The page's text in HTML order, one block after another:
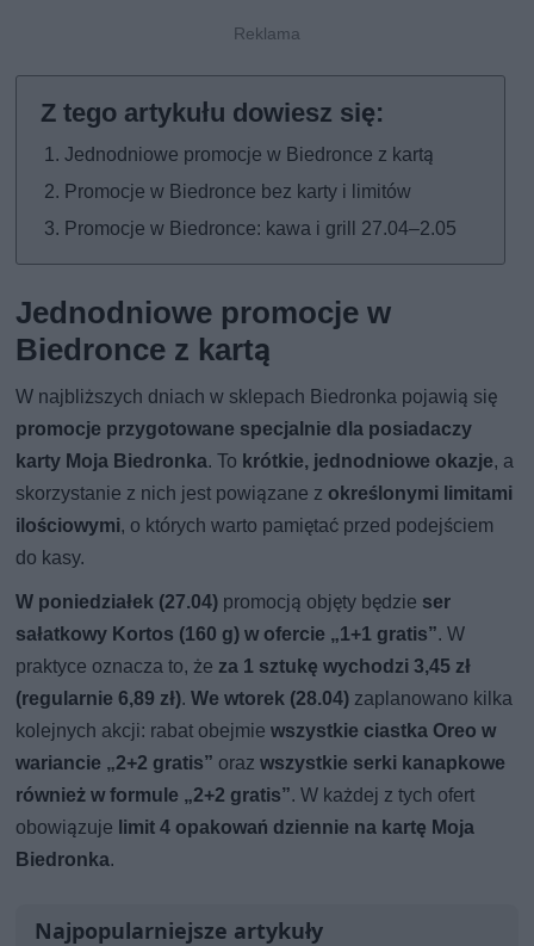
Jednodniowe promocje w Biedronce z kartą
Promocje w Biedronce bez karty i limitów
Promocje w Biedronce: kawa i grill 27.04–2.05
Jednodniowe promocje w
Biedronce z kartą
W najbliższych dniach w sklepach Biedronka pojawią się
promocje przygotowane specjalnie dla posiadaczy
karty Moja Biedronka. To krótkie, jednodniowe okazje, a
skorzystanie z nich jest powiązane z określonymi limitami
ilościowymi, o których warto pamiętać przed podejściem
do kasy.
W poniedziałek (27.04) promocją objęty będzie ser
sałatkowy Kortos (160 g) w ofercie „1+1 gratis”. W
praktyce oznacza to, że za 1 sztukę wychodzi 3,45 zł
(regularnie 6,89 zł). We wtorek (28.04) zaplanowano kilka
kolejnych akcji: rabat obejmiewszystkie ciastka Oreo w
wariancie „2+2 gratis” orazwszystkie serki kanapkowe
również w formule „2+2 gratis”. W każdej z tych ofert
obowiązuje limit 4 opakowań dziennie na kartę Moja
Biedronka.
Najpopularniejsze artykuły